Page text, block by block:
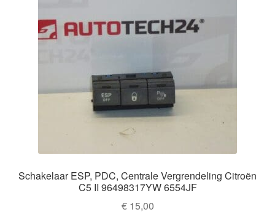
Schakelaar ESP, PDC, Centrale Vergrendeling Citroën
C5 II 96498317YW 6554JF
€15,00